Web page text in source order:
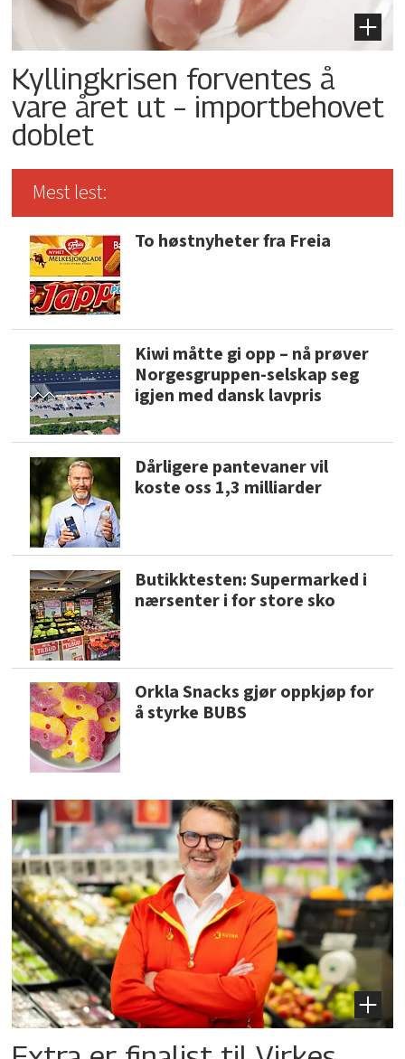
Kyllingkrisen forventes å
vare året ut – importbehovet
doblet
Mest lest:
To høstnyheter fra Freia
Kiwi måtte gi opp – nå prøver
Norgesgruppen-selskap seg
igjen med dansk lavpris
Dårligere pantevaner vil
koste oss 1,3 milliarder
Butikktesten: Supermarked i
nærsenter i for store sko
Orkla Snacks gjør oppkjøp for
å styrke BUBS